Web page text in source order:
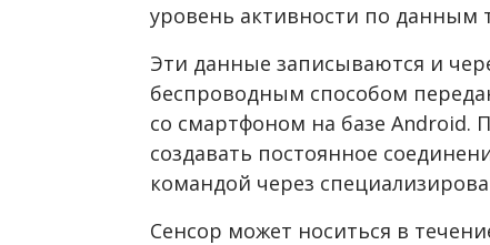
уровень активности по данным
Эти данные записываются и
беспроводным способом
со смартфоном на базе Android.
создавать постоянное
командой через
Сенсор может носиться в